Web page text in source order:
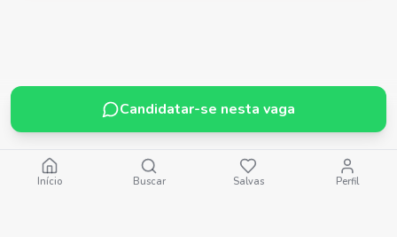
Candidatar-se nesta vaga
Início Buscar Salvas Perfil